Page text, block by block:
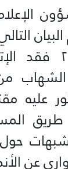
“بتاريخ ٢١/٧/
عليه